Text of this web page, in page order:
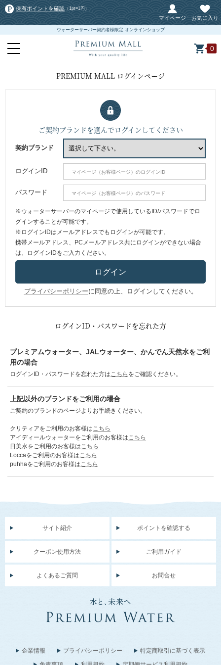
保有ポイントを確認 （1pt=1円）
マイページ お気に入り
ウォーターサーバー契約者様限定 オンラインショップ
0
PREMIUM MALL ログインページ
ご契約ブランドを選んでログインしてください
契約ブランド
ログインID
パスワード
※ウォーターサーバーのマイページで使用しているID/パスワードでロ
グインすることが可能です。
※ログインIDはメールアドレスでもログインが可能です。
携帯メールアドレス、PCメールアドレス共にログインができない場合
は、ログインIDをご入力ください。
プライバシーポリシーに同意の上、ログインしてください。
ログインID・パスワードを忘れた方
プレミアムウォーター、JALウォーター、かんでん天然水をご利
用の場合
ログインID・パスワードを忘れた方はこちら をご確認ください。
上記以外のブランドをご利用の場合
ご契約のブランドのページよりお手続きください。
クリティアをご利用のお客様はこちら
アイディールウォーターをご利用のお客様はこちら
日美水をご利用のお客様はこちら
Loccaをご利用のお客様はこちら
puhhaをご利用のお客様はこちら
サイト紹介 ポイントを確認する
クーポン使用方法 ご利用ガイド
よくあるご質問 お問合せ
企業情報 プライバシーポリシー
特定商取引に基づく表示